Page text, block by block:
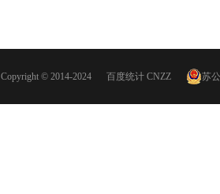
Copyright © 2014-2024 百度统计 CNZZ 苏